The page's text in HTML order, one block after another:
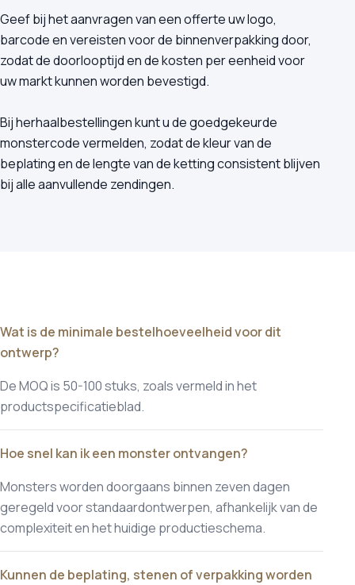
Geef bij het aanvragen van een offerte uw logo,
barcode en vereisten voor de binnenverpakking door,
zodat de doorlooptijd en de kosten per eenheid voor
uw markt kunnen worden bevestigd.
Bij herhaalbestellingen kunt u de goedgekeurde
monstercode vermelden, zodat de kleur van de
beplating en de lengte van de ketting consistent blijven
bij alle aanvullende zendingen.
Wat is de minimale bestelhoeveelheid voor dit
ontwerp?
De MOQ is 50-100 stuks, zoals vermeld in het
productspecificatieblad.
Hoe snel kan ik een monster ontvangen?
Monsters worden doorgaans binnen zeven dagen
geregeld voor standaardontwerpen, afhankelijk van de
complexiteit en het huidige productieschema.
Kunnen de beplating, stenen of verpakking worden